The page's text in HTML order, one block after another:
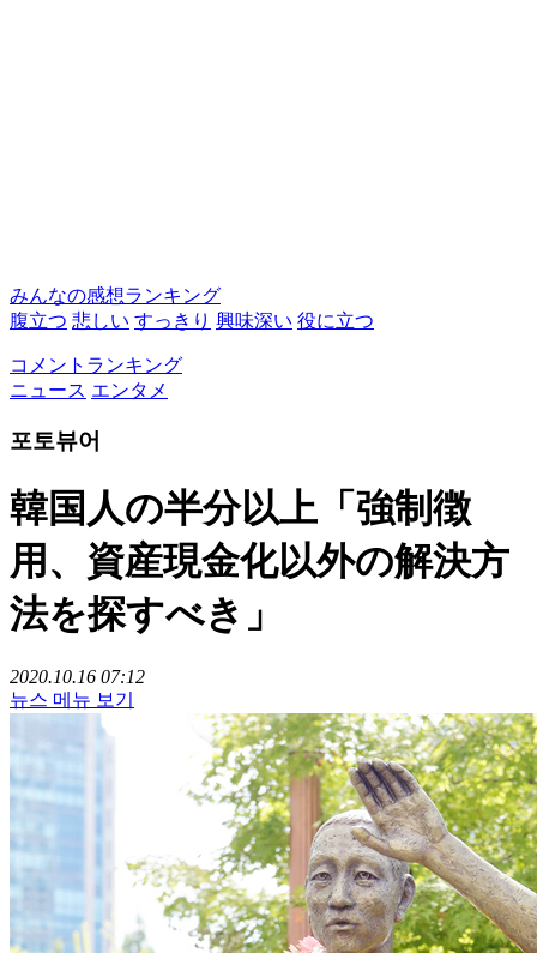
みんなの感想ランキング
腹立つ 悲しい すっきり 興味深い 役に立つ
コメントランキング
ニュース エンタメ
포토뷰어
韓国人の半分以上「強制徴
用、資産現金化以外の解決方
法を探すべき」
2020.10.16 07:12
뉴스 메뉴 보기